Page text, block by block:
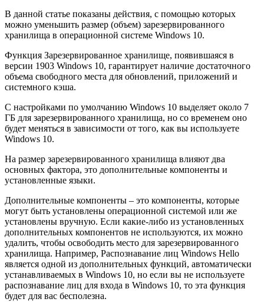
В данной статье показаны действия, с помощью которых
можно уменьшить размер (объем) зарезервированного
хранилища в операционной системе Windows 10.
Функция Зарезервированное хранилище, появившаяся в
версии 1903 Windows 10, гарантирует наличие достаточного
объема свободного места для обновлений, приложений и
системного кэша.
С настройками по умолчанию Windows 10 выделяет около 7
ГБ для зарезервированного хранилища, но со временем оно
будет меняться в зависимости от того, как вы используете
Windows 10.
На размер зарезервированного хранилища влияют два
основных фактора, это дополнительные компоненты и
установленные языки.
Дополнительные компоненты – это компоненты, которые
могут быть установлены операционной системой или же
установлены вручную. Если какие-либо из установленных
дополнительных компонентов не используются, их можно
удалить, чтобы освободить место для зарезервированного
хранилища. Например, Распознавание лиц Windows Hello
является одной из дополнительных функций, автоматически
устанавливаемых в Windows 10, но если вы не используете
распознавание лиц для входа в Windows 10, то эта функция
будет для вас бесполезна.